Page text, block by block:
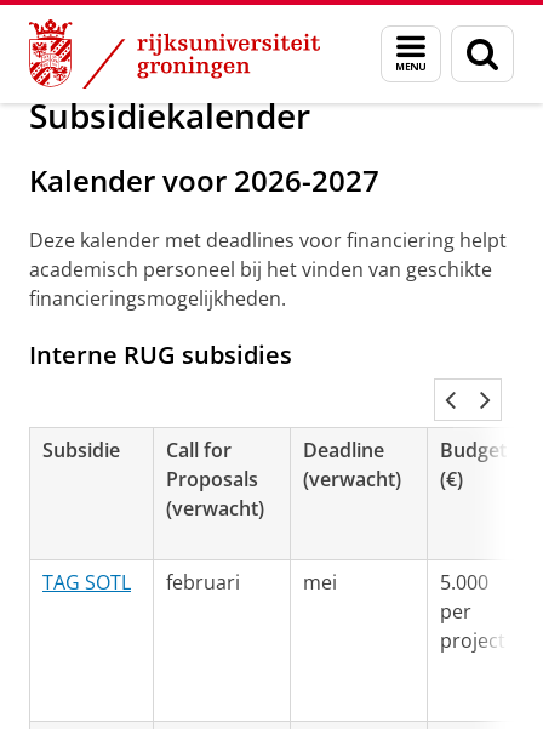
Skip
Content
Skip
Navigation
Menu
en
zoeken
Ondersteuning bij beursaanvragen
Subsidiekalender
Kalender voor 2026-2027
Deze kalender met deadlines voor financiering helpt
academisch personeel bij het vinden van geschikte
financieringsmogelijkheden.
Interne RUG subsidies
Subsidie
Call for
Proposals
(verwacht)
Deadline
(verwacht)
Budget
(€)
TAG SOTL februari mei
5.000
per
project